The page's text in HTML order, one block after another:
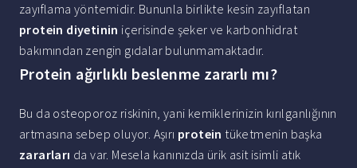
zayıflama yöntemidir. Bununla birlikte kesin zayıflatan
protein diyetinin içerisinde şeker ve karbonhidrat
bakımından zengin gıdalar bulunmamaktadır.
Protein ağırlıklı beslenme zararlı mı?
Bu da osteoporoz riskinin, yani kemiklerinizin kırılganlığının
artmasına sebep oluyor. Aşırı protein tüketmenin başka
zararları da var. Mesela kanınızda ürik asit isimli atık